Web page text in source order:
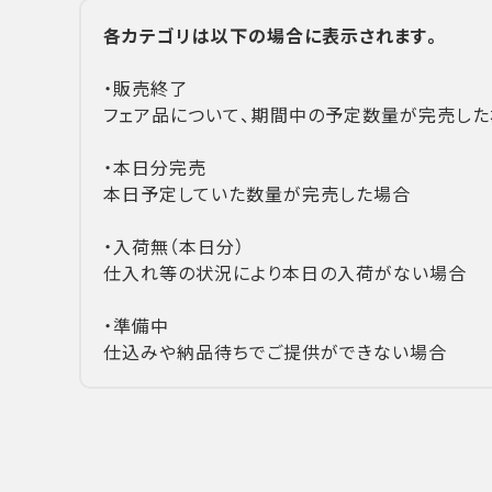
各カテゴリは以下の場合に表示されます。
・販売終了
フェア品について、期間中の予定数量が完売し
・本日分完売
本日予定していた数量が完売した場合
・入荷無（本日分）
仕入れ等の状況により本日の入荷がない場合
・準備中
仕込みや納品待ちでご提供ができない場合